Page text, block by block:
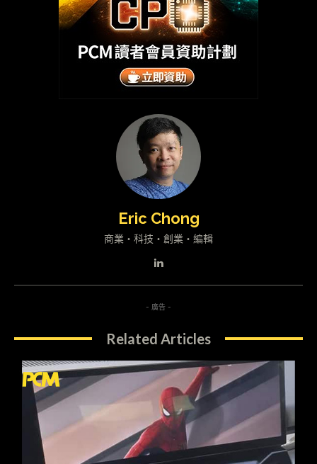
Eric Chong
商業・科技・創業・編輯
- 廣告 -
Related Articles